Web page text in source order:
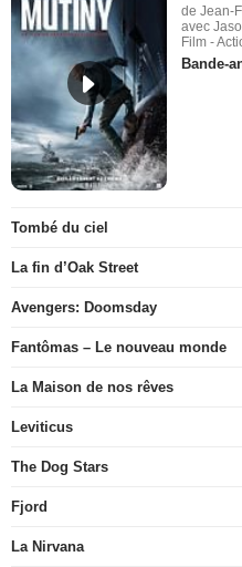
de Jean-
avec
Film -
Bande-
Tombé du ciel
La fin d’Oak Street
Avengers: Doomsday
Fantômas – Le nouveau monde
La Maison de nos rêves
Leviticus
The Dog Stars
Fjord
La Nirvana